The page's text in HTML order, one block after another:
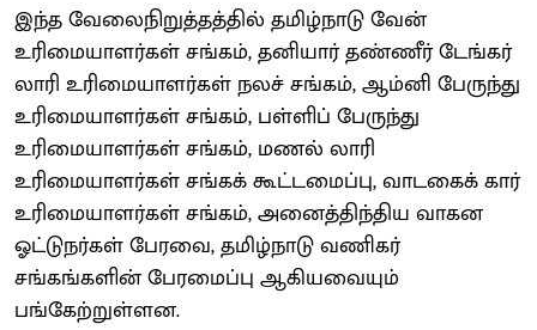
இந்த வேலைநிறுத்தத்தில் தமிழ்நாடு வேன்
உரிமையாளர்கள் சங்கம், தனியார் தண்ணீர் டேங்கர்
லாரி உரிமையாளர்கள் நலச் சங்கம், ஆம்னி பேருந்து
உரிமையாளர்கள் சங்கம், பள்ளிப் பேருந்து
உரிமையாளர்கள் சங்கம், மணல் லாரி
உரிமையாளர்கள் சங்கக் கூட்டமைப்பு, வாடகைக் கார்
உரிமையாளர்கள் சங்கம், அனைத்திந்திய வாகன
ஓட்டுநர்கள் பேரவை, தமிழ்நாடு வணிகர்
சங்கங்களின் பேரமைப்பு ஆகியவையும்
பங்கேற்றுள்ளன.